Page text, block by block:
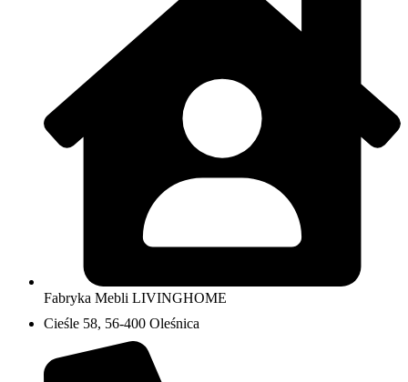
Fabryka Mebli LIVINGHOME
Cieśle 58, 56-400 Oleśnica